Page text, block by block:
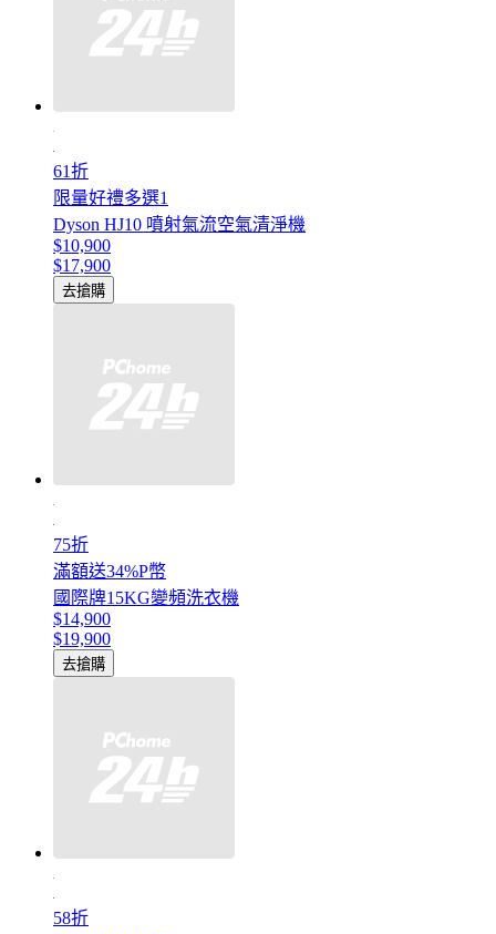
61折
限量好禮多選1
Dyson HJ10 噴射氣流空氣清淨機
$10,900
$17,900
去搶購
75折
滿額送34%P幣
國際牌15KG變頻洗衣機
$14,900
$19,900
去搶購
58折